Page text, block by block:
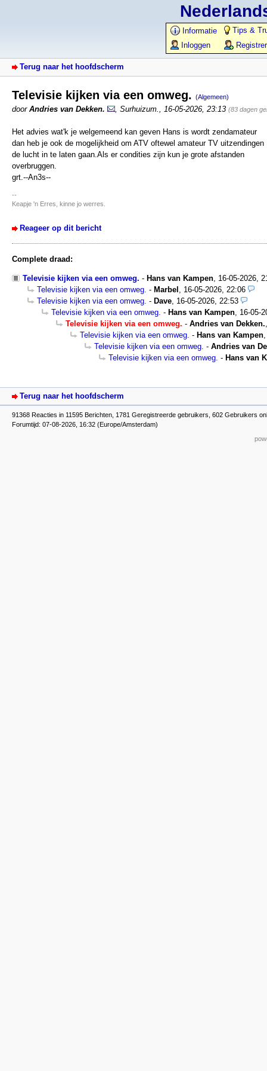
Informatie
Tips &
Inloggen
Terug naar het hoofdscherm
Televisie kijken via een omweg. (Algemeen)
door Andries van Dekken. Surhuizum. 16-05-2026, 23:13 (83 dagen
Het advies wat'k je welgemeend kan geven Hans is wordt zendamateur
dan heb je ook de mogelijkheid om ATV oftewel amateur TV uitzendingen
de lucht in te laten gaan.Als er condities zijn kun je grote afstanden
overbruggen.
grt.--An3s--
--
Keapje 'n Erres, kinne jo werres.
Reageer op dit bericht
Complete draad:
Televisie kijken via een omweg. - Hans van Kampen, 16-05-2026,
Televisie kijken via een omweg. - Marbel , 16-05-2026, 22:06
Televisie kijken via een omweg. - Dave, 16-05-2026, 22:53
Televisie kijken via een omweg. - Hans van Kampen, 16-05-
Televisie kijken via een omweg. - Andries van Dekken.
Televisie kijken via een omweg. - Hans van Kampen
Televisie kijken via een omweg. - Andries van
Televisie kijken via een omweg. - Hans van
Terug naar het hoofdscherm
91368 Reacties in 11595 Berichten, 1781 Geregistreerde gebruikers, 602 Gebruikers
Forumtijd: 07-08-2026, 16:32 (Europe/Amsterdam)